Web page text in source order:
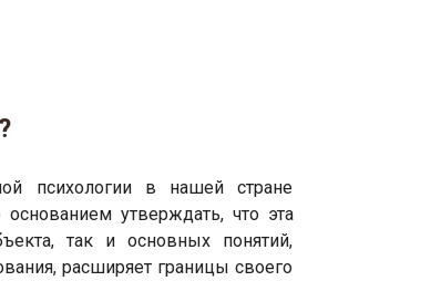
психологии в нашей стране
утверждать, что эта
так и основных понятий,
расширяет границы своего